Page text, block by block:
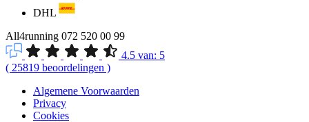
DHL
All4running 072 520 00 99
4.5 van: 5
( 25819 beoordelingen )
Algemene Voorwaarden
Privacy
Cookies